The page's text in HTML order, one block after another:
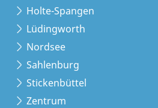
Holte-Spangen
Lüdingworth
Nordsee
Sahlenburg
Stickenbüttel
Zentrum